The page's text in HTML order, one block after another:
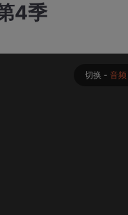
4季
切换 - 音频